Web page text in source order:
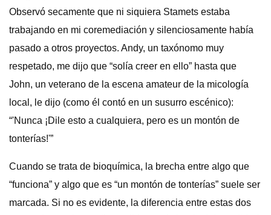
Observó secamente que ni siquiera Stamets estaba
trabajando en mi coremediación y silenciosamente había
pasado a otros proyectos. Andy, un taxónomo muy
respetado, me dijo que “solía creer en ello” hasta que
John, un veterano de la escena amateur de la micología
local, le dijo (como él contó en un susurro escénico):
“'Nunca ¡Dile esto a cualquiera, pero es un montón de
tonterías!'”
Cuando se trata de bioquímica, la brecha entre algo que
“funciona” y algo que es “un montón de tonterías” suele ser
marcada. Si no es evidente, la diferencia entre estas dos